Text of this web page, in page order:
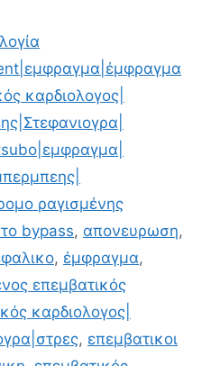
καρδιολογος|
ραγισμένης
bypass, απονευρωση,
, έμφραγμα,
επεμβατικός
καρδιολογος|
, επεμβατικοι